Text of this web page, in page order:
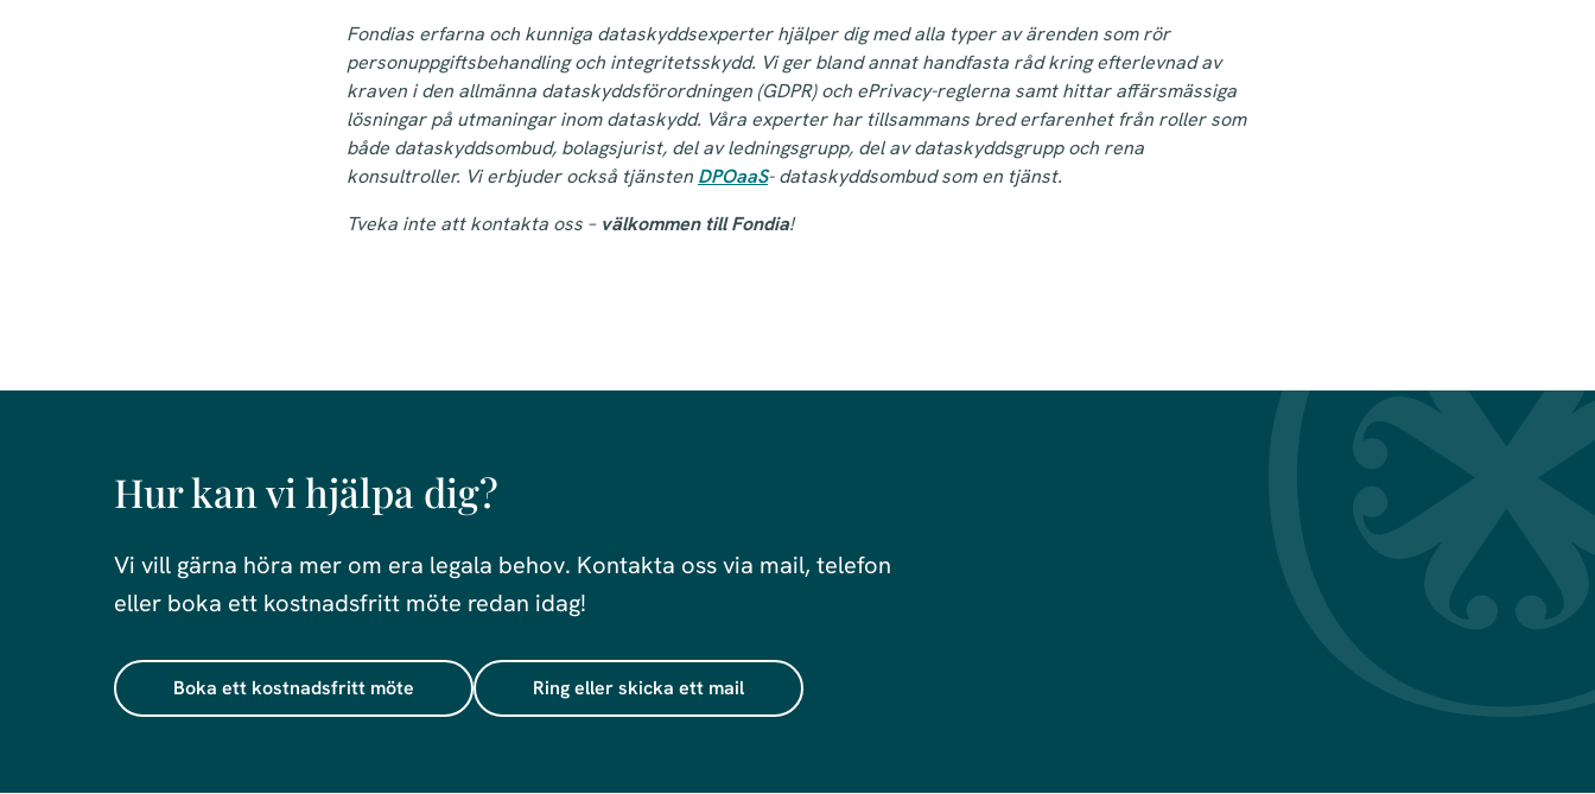
Fondias erfarna och kunniga dataskyddsexperter hjälper dig med alla typer av ärenden som rör
personuppgiftsbehandling och integritetsskydd. Vi ger bland annat handfasta råd kring efterlevnad av
kraven i den allmänna dataskyddsförordningen (GDPR) och ePrivacy-reglerna samt hittar affärsmässiga
lösningar på utmaningar inom dataskydd. Våra experter har tillsammans bred erfarenhet från roller som
både dataskyddsombud, bolagsjurist, del av ledningsgrupp, del av dataskyddsgrupp och rena
konsultroller. Vi erbjuder också tjänsten DPOaaS- dataskyddsombud som en tjänst.
Tveka inte att kontakta oss – välkommen till Fondia!
Hur kan vi hjälpa dig?
Vi vill gärna höra mer om era legala behov. Kontakta oss via mail, telefon
eller boka ett kostnadsfritt möte redan idag!
Boka ett kostnadsfritt möte Ring eller skicka ett mail